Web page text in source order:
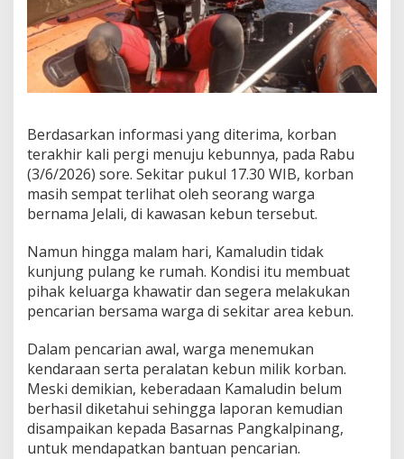
Berdasarkan informasi yang diterima, korban
terakhir kali pergi menuju kebunnya, pada Rabu
(3/6/2026) sore. Sekitar pukul 17.30 WIB, korban
masih sempat terlihat oleh seorang warga
bernama Jelali, di kawasan kebun tersebut.
Namun hingga malam hari, Kamaludin tidak
kunjung pulang ke rumah. Kondisi itu membuat
pihak keluarga khawatir dan segera melakukan
pencarian bersama warga di sekitar area kebun.
Dalam pencarian awal, warga menemukan
kendaraan serta peralatan kebun milik korban.
Meski demikian, keberadaan Kamaludin belum
berhasil diketahui sehingga laporan kemudian
disampaikan kepada Basarnas Pangkalpinang,
untuk mendapatkan bantuan pencarian.